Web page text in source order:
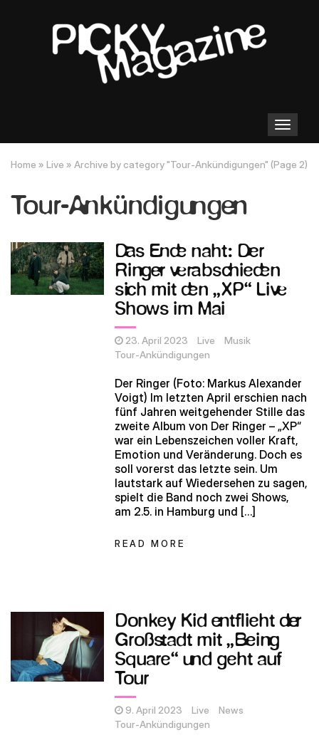
Toggle
navigation
Home » Live » Archive by category "Tour-Ankündigungen" (Page 2)
Tour-Ankündigungen
Das Ende naht: Der
Ringer verabschieden
sich mit den „XP“ Live
Shows im Mai
23. April 2023 Live
Musik
Tour-Ankündigungen
Der Ringer (Foto: Markus Alexander
Voigt) Im letzten April erschien nach
fünf Jahren weitgehender Stille das
zweite Album von Der Ringer – „XP“
war ein Lebenszeichen voller Kraft,
Emotion und Veränderung. Doch es
soll vorerst das letzte sein. Um
lautstark auf Wiedersehen zu sagen,
spielt die Band noch zwei Shows,
am 2.5. in Hamburg und […]
READ MORE
Donkey Kid entflieht der
Großstadt mit „Being
Square“ und geht auf
Tour
9. April 2023 Live
News
Tour-Ankündigungen